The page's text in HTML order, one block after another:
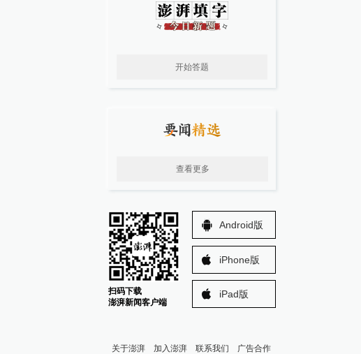
开始答题
查看更多
扫码下载
澎湃新闻客户端
Android版
iPhone版
iPad版
关于澎湃 加入澎湃 联系我们 广告合作